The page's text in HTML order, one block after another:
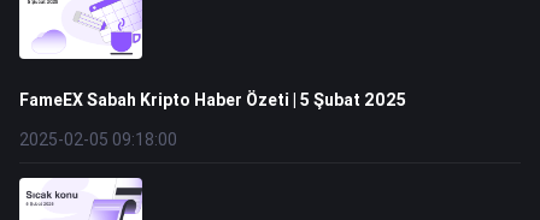
FameEX Sabah Kripto Haber Özeti | 5 Şubat 2025
2025-02-05 09:18:00